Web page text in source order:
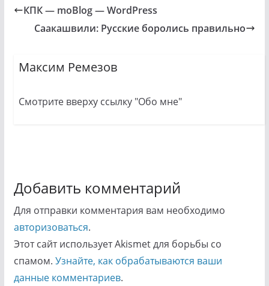
КПК — moBlog — WordPress
Саакашвили: Русские боролись правильно
Максим Ремезов
Смотрите вверху ссылку "Обо мне"
Добавить комментарий
Для отправки комментария вам необходимо
авторизоваться.
Этот сайт использует Akismet для борьбы со
спамом. Узнайте, как обрабатываются ваши
данные комментариев.